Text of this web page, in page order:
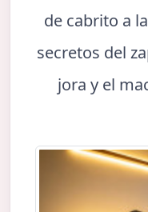
de cabrito a
secretos del
jora y el